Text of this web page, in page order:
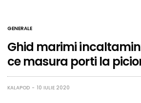
GENERALE
Ghid marimi
ce masura porti la
KALAPOD 10 IULIE 2020